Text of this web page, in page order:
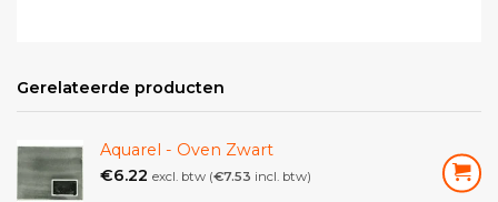
Gerelateerde producten
Aquarel - Oven Zwart
€6.22 excl. btw (€7.53 incl. btw)